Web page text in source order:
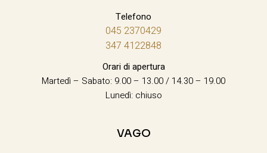
Telefono
045 2370429
347 4122848
Orari di apertura
Martedì – Sabato: 9.00 – 13.00 / 14.30 – 19.00
Lunedì: chiuso
VAGO